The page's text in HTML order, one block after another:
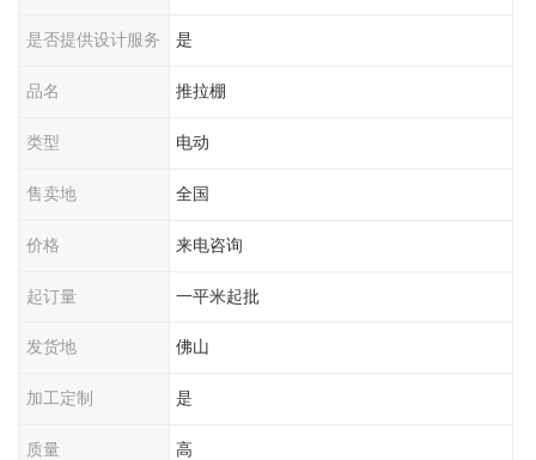
是否提供设计服务 是
品名 推拉棚
类型 电动
售卖地 全国
价格 来电咨询
起订量 一平米起批
发货地 佛山
加工定制 是
质量 高